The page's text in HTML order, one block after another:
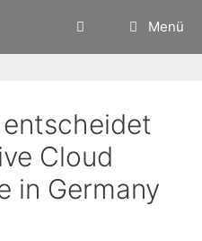
Menü
Cloud
in Germany